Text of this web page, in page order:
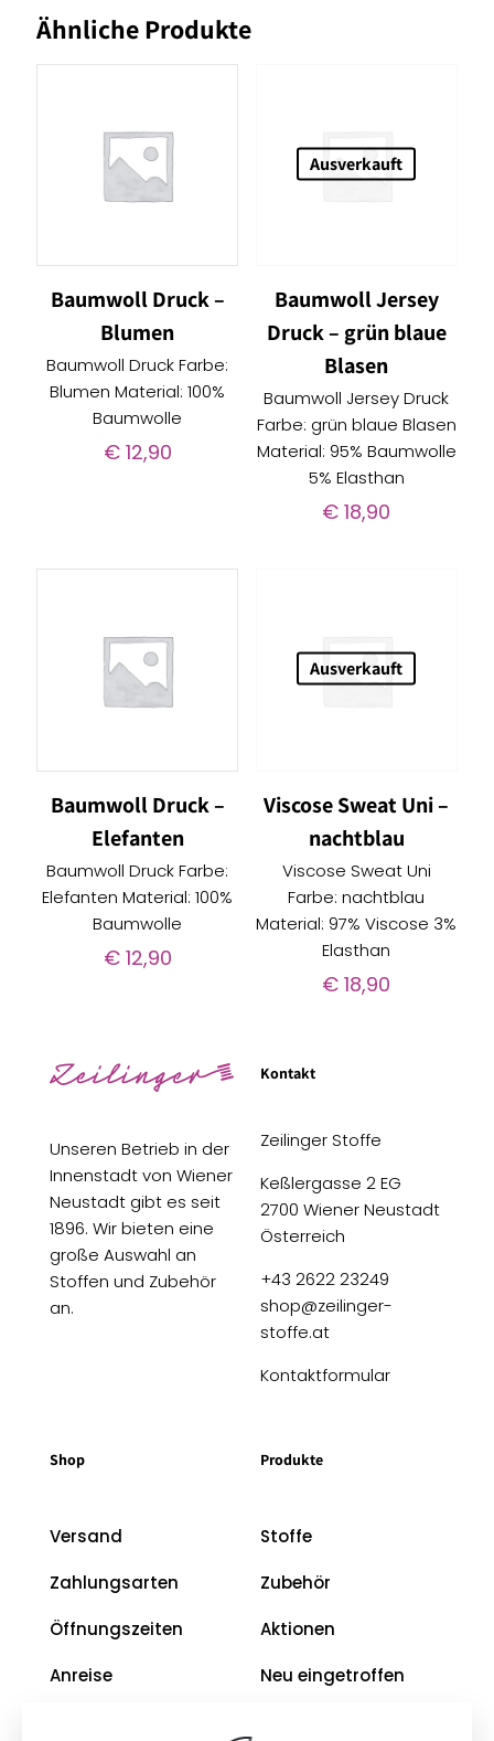
Ähnliche Produkte
Baumwoll Druck –
Blumen
Baumwoll Druck Farbe:
Blumen Material: 100%
Baumwolle
€12,90
Ausverkauft
Baumwoll Jersey
Druck – grün blaue
Blasen
Baumwoll Jersey Druck
Farbe: grün blaue Blasen
Material: 95% Baumwolle
5% Elasthan
€ 18,90
Baumwoll Druck –
Elefanten
Baumwoll Druck Farbe:
Elefanten Material: 100%
Baumwolle
€12,90
Ausverkauft
Viscose Sweat Uni –
nachtblau
Viscose Sweat Uni
Farbe: nachtblau
Material: 97% Viscose 3%
Elasthan
€ 18,90
Unseren Betrieb in der
Innenstadt von Wiener
Neustadt gibt es seit
1896. Wir bieten eine
große Auswahl an
Stoffen und Zubehör
an.
Kontakt
Zeilinger Stoffe
Keßlergasse 2 EG
2700 Wiener Neustadt
Österreich
+43 2622 23249
shop@zeilinger-
stoffe.at
Kontaktformular
Shop
Versand
Zahlungsarten
Öffnungszeiten
Anreise
Produkte
Stoffe
Zubehör
Aktionen
Neu eingetroffen